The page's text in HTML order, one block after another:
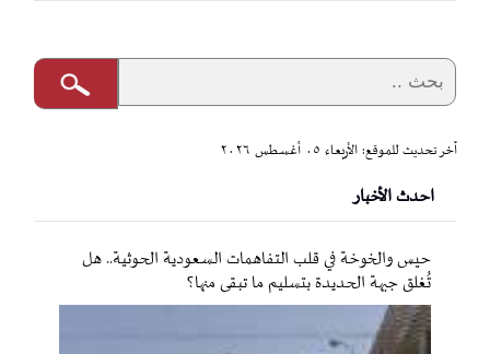
آخر تحديث للموقع: الأربعاء ٠٥ أغسطس ٢٠٢٦
احدث الأخبار
حيس والخوخة في قلب التفاهمات السعودية الحوثية.. هل
تُغلق جبهة الحديدة بتسليم ما تبقى منها؟